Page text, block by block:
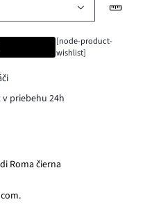
[node-product-
wishlist]
priebehu 24h
Roma čierna